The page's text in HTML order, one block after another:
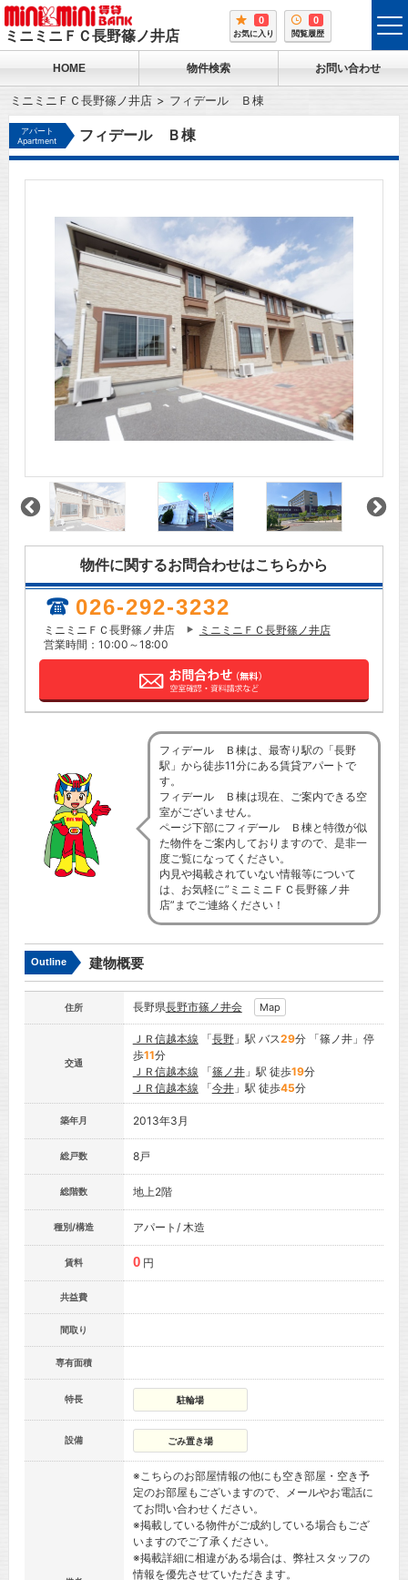
ミニミニＦＣ長野篠ノ井店
0
お気に入り
0
閲覧履歴
HOME 物件検索 お問い合わせ
ミニミニＦＣ長野篠ノ井店 フィデール Ｂ棟
アパート
Apartment
フィデール Ｂ棟
物件に関するお問合わせはこちらから
026-292-3232
ミニミニＦＣ長野篠ノ井店
ミニミニＦＣ長野篠ノ井店
営業時間：10:00～18:00
フィデール Ｂ棟は、最寄り駅の「長野
駅」から徒歩11分にある賃貸アパートで
す。
フィデール Ｂ棟は現在、ご案内できる空
室がございません。
ページ下部にフィデール Ｂ棟と特徴が似
た物件をご案内しておりますので、是非一
度ご覧になってください。
内見や掲載されていない情報等について
は、お気軽に”ミニミニＦＣ長野篠ノ井
店”までご連絡ください！
Outline 建物概要
住所 長野県長野市篠ノ井会 Map
交通
ＪＲ信越本線 「長野」駅 バス29分 「篠ノ井」停
歩11分
ＪＲ信越本線 「篠ノ井」駅 徒歩19分
ＪＲ信越本線 「今井」駅 徒歩45分
築年月 2013年3月
総戸数 8戸
総階数 地上2階
種別/構造 アパート/ 木造
賃料 0 円
共益費
間取り
専有面積
特長 駐輪場
設備 ごみ置き場
※こちらのお部屋情報の他にも空き部屋・空き予
定のお部屋もございますので、メールやお電話に
てお問い合わせください。
※掲載している物件がご成約している場合もござ
いますのでご了承ください。
※掲載詳細に相違がある場合は、弊社スタッフの
情報を優先させていただきます。